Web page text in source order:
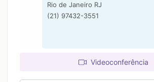
Rio de Janeiro RJ
(21) 97432-3551
Videoconferência